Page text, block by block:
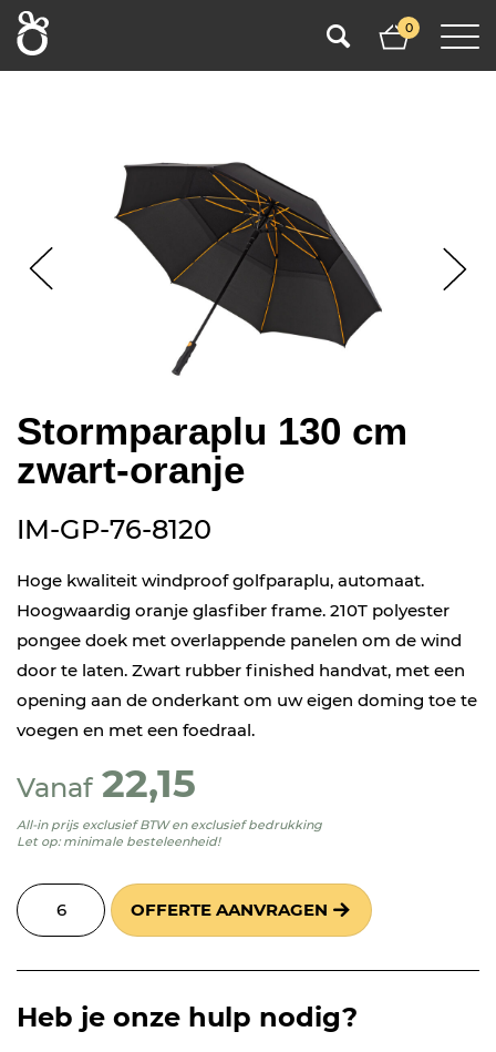
0
Stormparaplu 130 cm
zwart-oranje
IM-GP-76-8120
Hoge kwaliteit windproof golfparaplu, automaat.
Hoogwaardig oranje glasfiber frame. 210T polyester
pongee doek met overlappende panelen om de wind
door te laten. Zwart rubber finished handvat, met een
opening aan de onderkant om uw eigen doming toe te
voegen en met een foedraal.
Vanaf 22,15
All-in prijs exclusief BTW en exclusief bedrukking
Let op: minimale besteleenheid!
OFFERTE AANVRAGEN
Heb je onze hulp nodig?